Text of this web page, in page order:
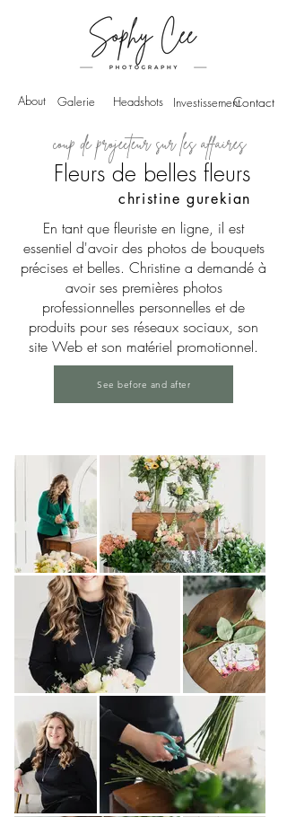
About Galerie Headshots Contact
Investissement
coup de projecteur sur les affaires
Fleurs de belles fleurs
christine gurekian
En tant que fleuriste en ligne, il est
essentiel d'avoir des photos de bouquets
précises et belles. Christine a demandé à
avoir ses premières photos
professionnelles personnelles et de
produits pour ses réseaux sociaux, son
site Web et son matériel promotionnel.
See before and after